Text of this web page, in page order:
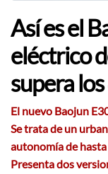
Así es el
eléctrico
supera
El nuevo Baojun
Se trata de un
autonomía de
Presenta dos